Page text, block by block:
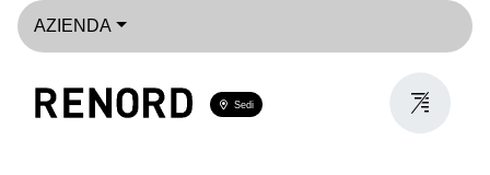
AZIENDA
Sedi